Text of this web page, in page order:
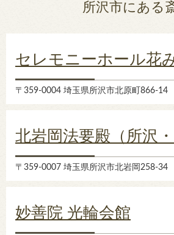
所沢市にある
セレモニーホール花
〒359-0004 埼玉県所沢市北原町866-14
北岩岡法要殿（所沢・
〒359-0007 埼玉県所沢市北岩岡258-34
妙善院 光輪会館